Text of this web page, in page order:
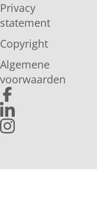
Privacy
statement
Copyright
Algemene
voorwaarden